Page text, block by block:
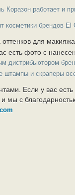
работает и
косметики брендов El
для
есть фото с
дистрибьютором
штампы и скраперы
Если у вас
мы с